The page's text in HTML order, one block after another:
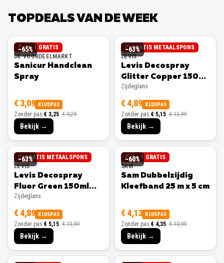
TOPDEALS VAN DE WEEK
−65%
2 + 1 GRATIS
DE VOORDEELMARKT
Sanicur Handclean
Spray
€ 3,09 KLUSPAS
Zonder pas € 3,25 € 9,29
Bekijk →
−63%
GRATIS METAALSPONS
LEVIS
Levis Decospray
Glitter Copper 150ml
Zijdeglans
Zijdeglans
€ 4,89 KLUSPAS
Zonder pas € 5,15 € 13,99
Bekijk →
−63%
GRATIS METAALSPONS
LEVIS
Levis Decospray
Fluor Green 150ml
Zijdeglans
Zijdeglans
€ 4,89 KLUSPAS
Zonder pas € 5,15 € 13,99
Bekijk →
−60%
1 + 1 GRATIS
SAM
Sam Dubbelzijdig
Kleefband 25 m x 5 cm
€ 4,13 KLUSPAS
Zonder pas € 4,35 € 10,99
Bekijk →